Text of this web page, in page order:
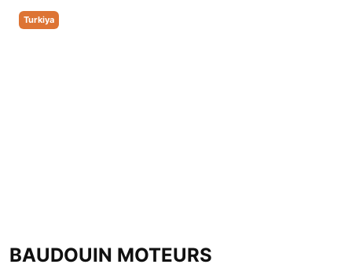
Turkiya
BAUDOUIN MOTEURS